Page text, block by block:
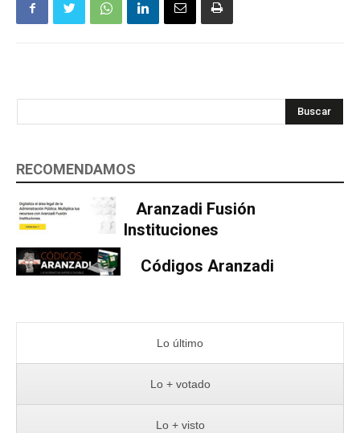
Buscar
RECOMENDAMOS
Aranzadi Fusión
Instituciones
Códigos Aranzadi
Lo último
Lo + votado
Lo + visto